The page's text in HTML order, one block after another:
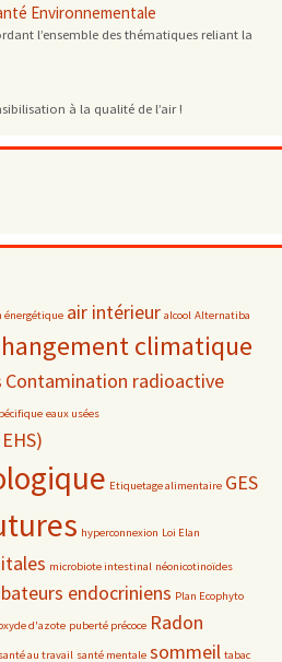
Environnementale
l’ensemble des thématiques reliant la
à la qualité de l’air !
énergétique air intérieur alcool Alternatiba
climatique
Contamination radioactive
eaux usées
Etiquetage alimentaire GES
hyperconnexion Loi Elan
microbiote intestinal néonicotinoïdes
endocriniens Plan Ecophyto
d'azote puberté précoce Radon
santé au travail santé mentale sommeil tabac